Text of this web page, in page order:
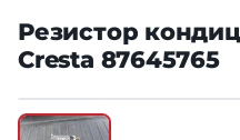
Резистор
Cresta 87645765
Б/У В НАЛИЧИИ